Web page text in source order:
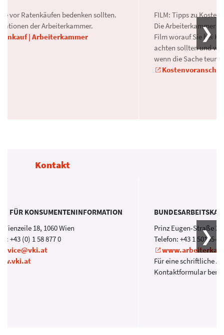
vor Ratenkäufen bedenken sollten.
der Arbeiterkammer.
| Arbeiterkammer
FILM: Tipps zu
Die Arbeiterkammer
Film worauf Sie bei
achten sollten und
wenn die Sache
Kontakt
FÜR KONSUMENTENINFORMATION
18, 1060 Wien
+43 (0) 1 58 877 0
Prinz Eugen-Straße
Telefon: +43 1 50165-0
Für eine schriftliche
Kontaktformular